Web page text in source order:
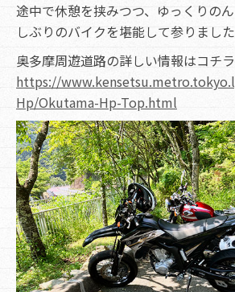
途中で休憩を挟みつつ、ゆっくりの
しぶりのバイクを堪能して参りました
奥多摩周遊道路の詳しい情報はコチ
https://
Hp/Okutama-Hp-Top.html